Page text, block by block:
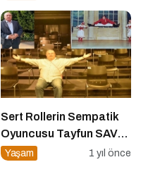
Sert Rollerin Sempatik
Oyuncusu Tayfun SAV
ile Söyleşi
Yaşam 1 yıl önce